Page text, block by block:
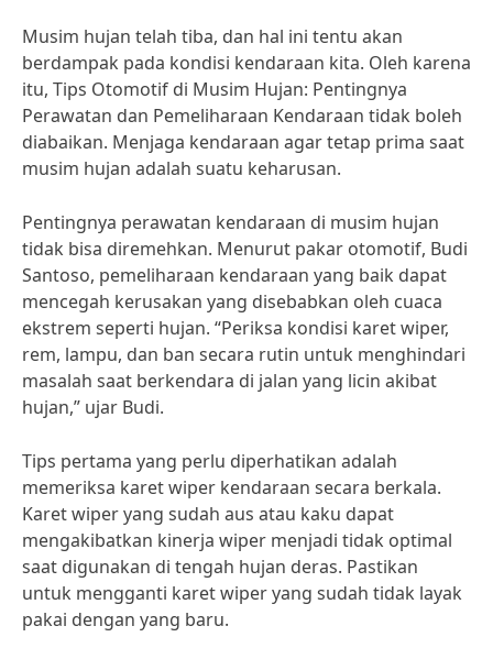
Musim hujan telah tiba, dan hal ini tentu akan
berdampak pada kondisi kendaraan kita. Oleh karena
itu, Tips Otomotif di Musim Hujan: Pentingnya
Perawatan dan Pemeliharaan Kendaraan tidak boleh
diabaikan. Menjaga kendaraan agar tetap prima saat
musim hujan adalah suatu keharusan.
Pentingnya perawatan kendaraan di musim hujan
tidak bisa diremehkan. Menurut pakar otomotif, Budi
Santoso, pemeliharaan kendaraan yang baik dapat
mencegah kerusakan yang disebabkan oleh cuaca
ekstrem seperti hujan. “Periksa kondisi karet wiper,
rem, lampu, dan ban secara rutin untuk menghindari
masalah saat berkendara di jalan yang licin akibat
hujan,” ujar Budi.
Tips pertama yang perlu diperhatikan adalah
memeriksa karet wiper kendaraan secara berkala.
Karet wiper yang sudah aus atau kaku dapat
mengakibatkan kinerja wiper menjadi tidak optimal
saat digunakan di tengah hujan deras. Pastikan
untuk mengganti karet wiper yang sudah tidak layak
pakai dengan yang baru.